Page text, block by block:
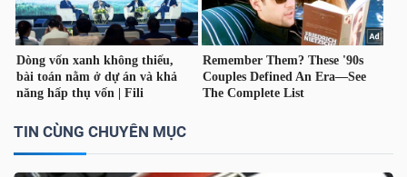
TIN CÙNG CHUYÊN MỤC
DƯƠNG
TÀI